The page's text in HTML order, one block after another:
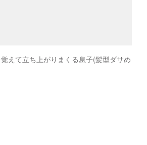
えて立ち上がりまくる息子(髪型ダサめ